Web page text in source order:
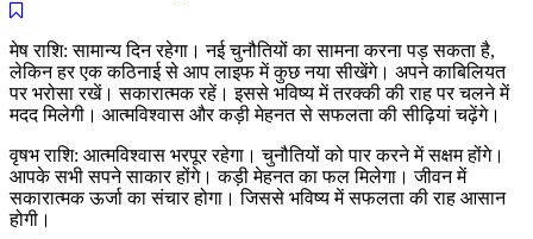
मेष राशि: सामान्य दिन रहेगा। नई चुनौतियों का सामना करना पड़ सकता है,
लेकिन हर एक कठिनाई से आप लाइफ में कुछ नया सीखेंगे। अपने काबिलियत
पर भरोसा रखें। सकारात्मक रहें। इससे भविष्य में तरक्की की राह पर चलने में
मदद मिलेगी। आत्मविश्वास और कड़ी मेहनत से सफलता की सीढ़ियां चढ़ेंगे।
वृषभ राशि: आत्मविश्वास भरपूर रहेगा। चुनौतियों को पार करने में सक्षम होंगे।
आपके सभी सपने साकार होंगे। कड़ी मेहनत का फल मिलेगा। जीवन में
सकारात्मक ऊर्जा का संचार होगा। जिससे भविष्य में सफलता की राह आसान
होगी।